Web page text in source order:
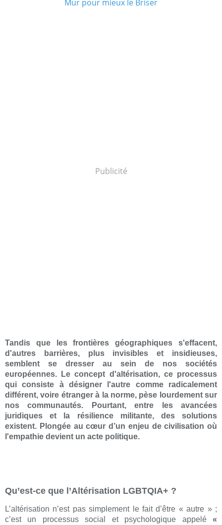
Publicité
Tandis que les frontières géographiques s'effacent,
d'autres barrières, plus invisibles et insidieuses,
semblent se dresser au sein de nos sociétés
européennes. Le concept d'altérisation, ce processus
qui consiste à désigner l'autre comme radicalement
différent, voire étranger à la norme, pèse lourdement sur
nos communautés. Pourtant, entre les avancées
juridiques et la résilience militante, des solutions
existent. Plongée au cœur d’un enjeu de civilisation où
l'empathie devient un acte politique.
Qu’est-ce que l’Altérisation LGBTQIA+ ?
L’altérisation n’est pas simplement le fait d’être « autre » ;
c’est un processus social et psychologique appelé «